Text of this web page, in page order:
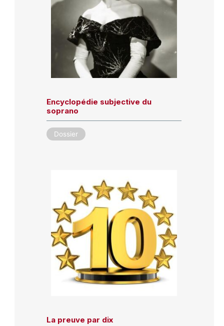
Encyclopédie subjective du
soprano
Dossier
La preuve par dix